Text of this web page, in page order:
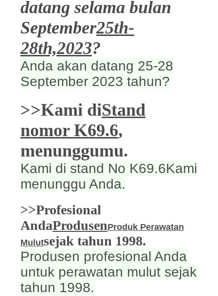
datang selama bulan
September25th-
28th,2023?
Anda akan datang 25-28
September 2023 tahun?
>>Kami diStand
nomor K69.6,
menunggumu.
Kami di stand No K69.6Kami
menunggu Anda.
>>Profesional
AndaProdusenProduk Perawatan
Mulutsejak tahun 1998.
Produsen profesional Anda
untuk perawatan mulut sejak
tahun 1998.